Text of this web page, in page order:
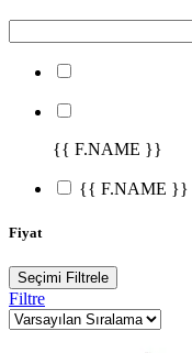
{{ F.NAME }}
{{ F.NAME }}
Fiyat
Seçimi Filtrele
Filtre